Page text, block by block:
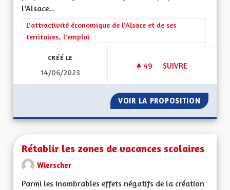
l’Alsace...
Filtrer les résultats de la catégorie : L'attractivité
L'attractivité économique de l'Alsace et de ses
territoires, l'emploi
CRÉÉ LE
14/06/2023
49 49 ABONNÉS
SUIVRE
VOIR LA PROPOSITION
Rétablir les zones de vacances scolaires
Wierscher
Parmi les inombrables effets négatifs de la création